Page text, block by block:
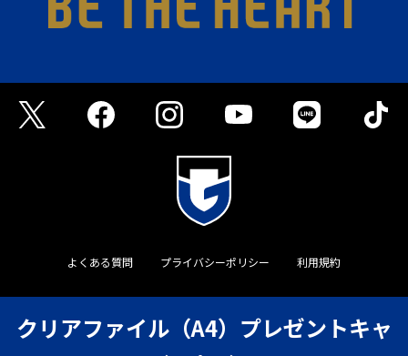
クリアファイル（A4）プレゼントキャ
よくある質問 プライバシーポリシー 利用規約